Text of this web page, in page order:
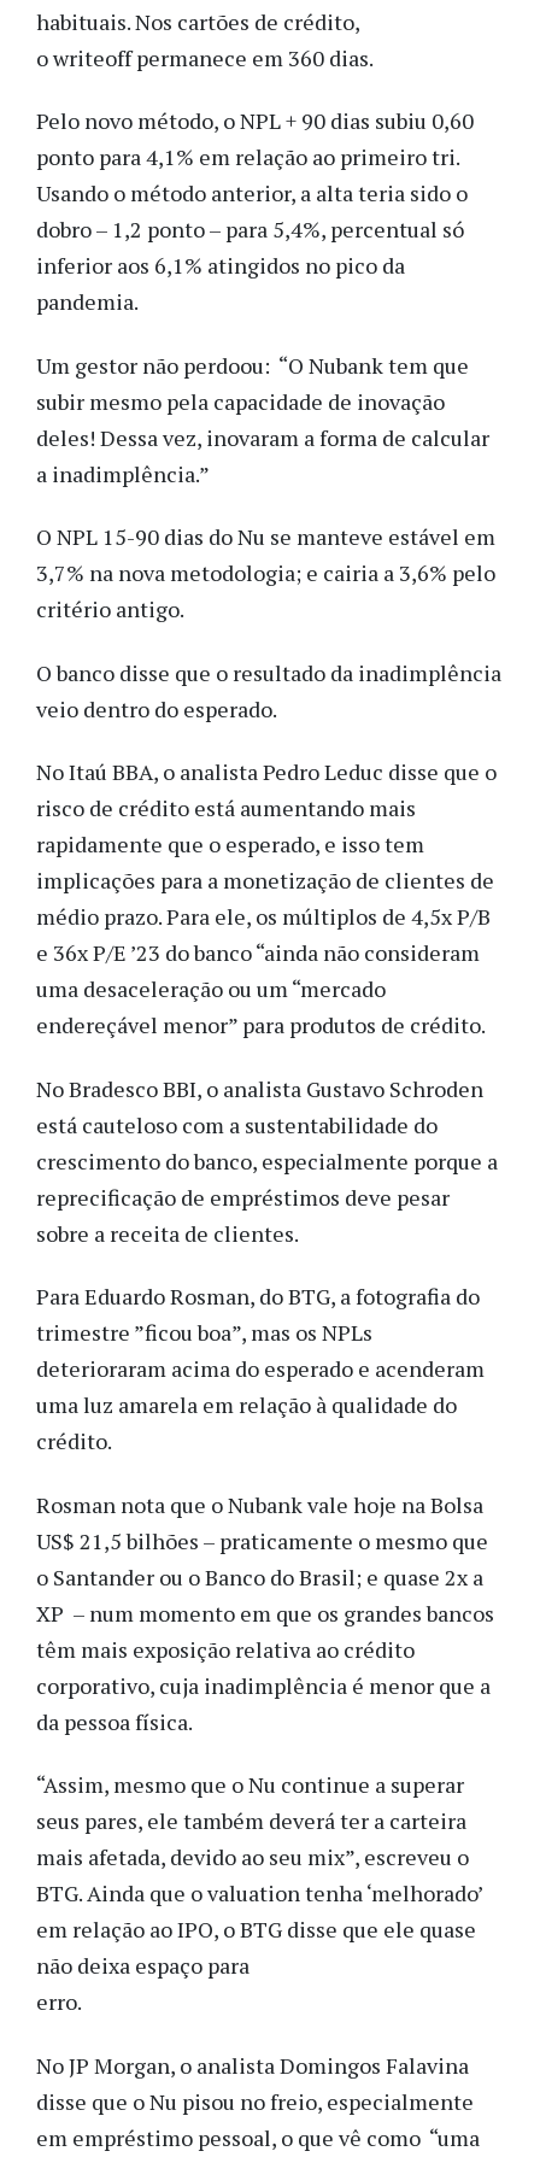
habituais. Nos cartões de crédito,
o writeoff permanece em 360 dias.
Pelo novo método, o NPL + 90 dias subiu 0,60
ponto para 4,1% em relação ao primeiro tri.
Usando o método anterior, a alta teria sido o
dobro – 1,2 ponto – para 5,4%, percentual só
inferior aos 6,1% atingidos no pico da
pandemia.
Um gestor não perdoou: “O Nubank tem que
subir mesmo pela capacidade de inovação
deles! Dessa vez, inovaram a forma de calcular
a inadimplência.”
O NPL 15-90 dias do Nu se manteve estável em
3,7% na nova metodologia; e cairia a 3,6% pelo
critério antigo.
O banco disse que o resultado da inadimplência
veio dentro do esperado.
No Itaú BBA, o analista Pedro Leduc disse que o
risco de crédito está aumentando mais
rapidamente que o esperado, e isso tem
implicações para a monetização de clientes de
médio prazo. Para ele, os múltiplos de 4,5x P/B
e 36x P/E ’23 do banco “ainda não consideram
uma desaceleração ou um “mercado
endereçável menor” para produtos de crédito.
No Bradesco BBI, o analista Gustavo Schroden
está cauteloso com a sustentabilidade do
crescimento do banco, especialmente porque a
reprecificação de empréstimos deve pesar
sobre a receita de clientes.
Para Eduardo Rosman, do BTG, a fotografia do
trimestre ”ficou boa”, mas os NPLs
deterioraram acima do esperado e acenderam
uma luz amarela em relação à qualidade do
crédito.
Rosman nota que o Nubank vale hoje na Bolsa
US$ 21,5 bilhões – praticamente o mesmo que
o Santander ou o Banco do Brasil; e quase 2x a
XP – num momento em que os grandes bancos
têm mais exposição relativa ao crédito
corporativo, cuja inadimplência é menor que a
da pessoa física.
“Assim, mesmo que o Nu continue a superar
seus pares, ele também deverá ter a carteira
mais afetada, devido ao seu mix”, escreveu o
BTG. Ainda que o valuation tenha ‘melhorado’
em relação ao IPO, o BTG disse que ele quase
não deixa espaço para
erro.
No JP Morgan, o analista Domingos Falavina
disse que o Nu pisou no freio, especialmente
em empréstimo pessoal, o que vê como “uma